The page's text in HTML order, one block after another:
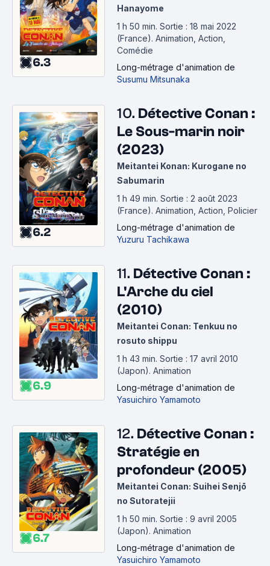
6.3
Hanayome
1 h 50 min. Sortie : 18 mai 2022
(France). Animation, Action,
Comédie
Long-métrage d'animation de
Susumu Mitsunaka
6.2
10. Détective Conan :
Le Sous-marin noir
(2023)
Meitantei Konan: Kurogane no
Sabumarin
1 h 49 min. Sortie : 2 août 2023
(France). Animation, Action, Policier
Long-métrage d'animation de
Yuzuru Tachikawa
6.9
11. Détective Conan :
L'Arche du ciel
(2010)
Meitantei Conan: Tenkuu no
rosuto shippu
1 h 43 min. Sortie : 17 avril 2010
(Japon). Animation
Long-métrage d'animation de
Yasuichiro Yamamoto
6.7
12. Détective Conan :
Stratégie en
profondeur (2005)
Meitantei Conan: Suihei Senjō
no Sutoratejii
1 h 50 min. Sortie : 9 avril 2005
(Japon). Animation
Long-métrage d'animation de
Yasuichiro Yamamoto